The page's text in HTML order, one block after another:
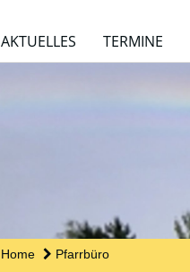
AKTUELLES TERMINE
Home Pfarrbüro